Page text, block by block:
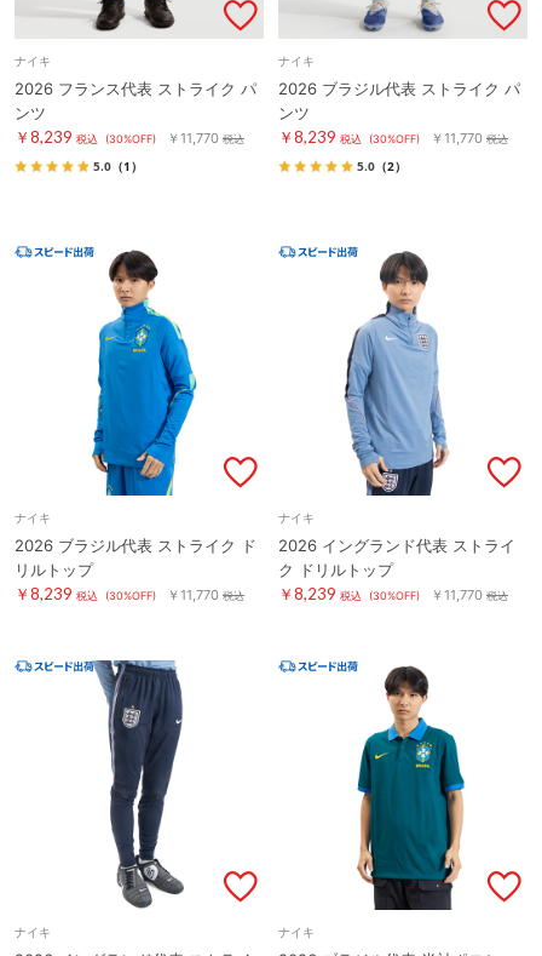
ナイキ
2026 フランス代表 ストライク パ
ンツ
￥8,239 税込 (30%OFF) ￥11,770 税込
5.0 （1）
ナイキ
2026 ブラジル代表 ストライク パ
ンツ
￥8,239 税込 (30%OFF) ￥11,770 税込
5.0 （2）
ナイキ
2026 ブラジル代表 ストライク ド
リルトップ
￥8,239 税込 (30%OFF) ￥11,770 税込
ナイキ
2026 イングランド代表 ストライ
ク ドリルトップ
￥8,239 税込 (30%OFF) ￥11,770 税込
ナイキ ナイキ